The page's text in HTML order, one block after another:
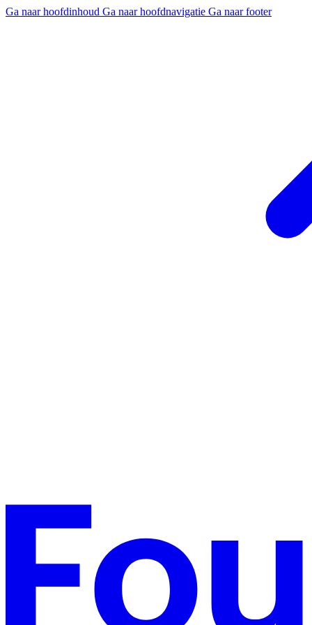
Ga naar hoofdinhoud Ga naar hoofdnavigatie Ga naar footer